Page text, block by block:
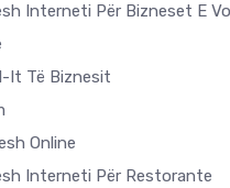
Interneti Për Bizneset E
It Të Biznesit
Online
Interneti Për Restorante